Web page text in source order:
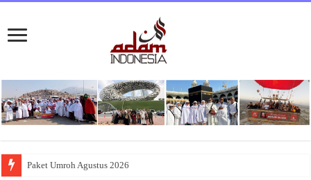
Paket Umroh Agustus 2026